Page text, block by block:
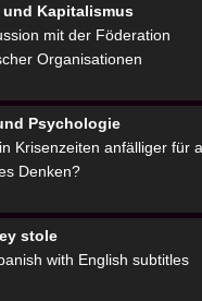
und Kapitalismus
mit der Föderation
Organisationen
Psychologie
Krisenzeiten anfälliger für
Denken?
stole
with English subtitles